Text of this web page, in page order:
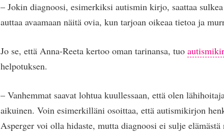
– Jokin diagnoosi, esimerkiksi autismin kirjo, saattaa
auttaa avaamaan näitä ovia, kun tarjoan oikeaa tietoa ja
Jo se, että Anna-Reeta kertoo oman tarinansa, tuo
helpotuksen.
– Vanhemmat saavat lohtua kuullessaan, että olen
aikuinen. Voin esimerkilläni osoittaa, että autismikirjon
Asperger voi olla hidaste, mutta diagnoosi ei sulje elämästä